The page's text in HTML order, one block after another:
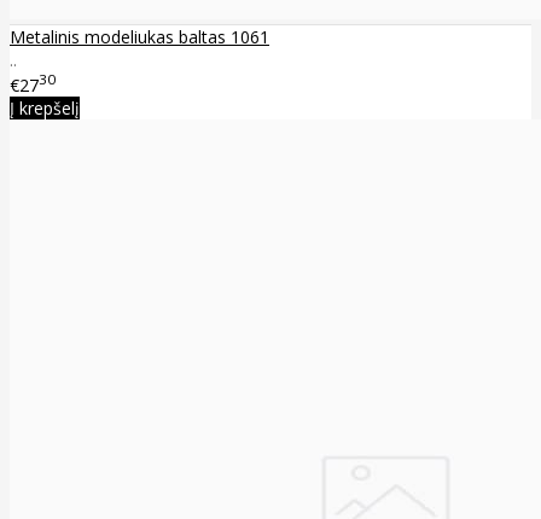
Metalinis modeliukas baltas 1061
..
€2730
Į krepšelį